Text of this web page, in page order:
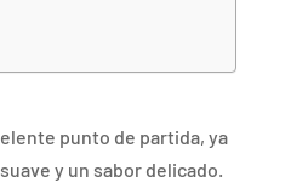
punto de partida, ya
y un sabor delicado.